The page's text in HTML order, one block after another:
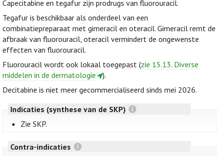
Capecitabine en tegafur zijn prodrugs van fluorouracil.
Tegafur is beschikbaar als onderdeel van een
combinatiepreparaat met gimeracil en oteracil. Gimeracil remt de
afbraak van fluorouracil, oteracil vermindert de ongewenste
effecten van fluorouracil.
Fluorouracil wordt ook lokaal toegepast (zie 15.13. Diverse
middelen in de dermatologie
).
Decitabine is niet meer gecommercialiseerd sinds mei 2026.
Indicaties (synthese van de SKP)
Zie SKP.
Contra-indicaties